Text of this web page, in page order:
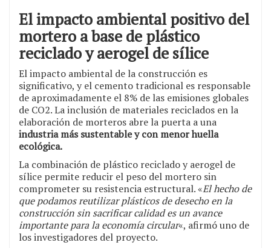
El impacto ambiental positivo del
mortero a base de plástico
reciclado y aerogel de sílice
El impacto ambiental de la construcción es
significativo, y el cemento tradicional es responsable
de aproximadamente el 8% de las emisiones globales
de CO2. La inclusión de materiales reciclados en la
elaboración de morteros abre la puerta a una
industria más sustentable y con menor huella
ecológica.
La combinación de plástico reciclado y aerogel de
sílice permite reducir el peso del mortero sin
comprometer su resistencia estructural. «El hecho de
que podamos reutilizar plásticos de desecho en la
construcción sin sacrificar calidad es un avance
importante para la economía circular«, afirmó uno de
los investigadores del proyecto.